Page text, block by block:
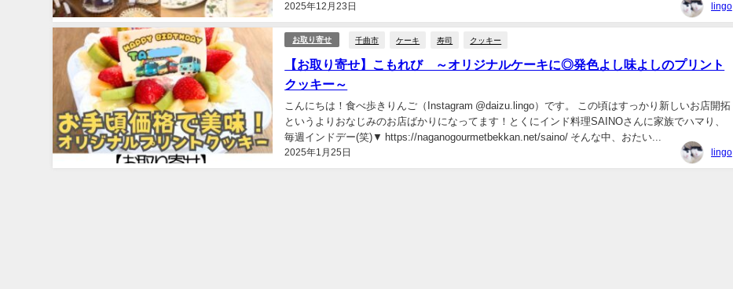
2025年12月23日
んにちは！食べ歩きりんご（Instagra...
lingo
お取り寄せ 千曲市 ケーキ 寿司 クッキー
【お取り寄せ】こもれび ～オリジナルケーキに◎発色よし味よしのプリント
クッキー～
2025年1月25日
こんにちは！食べ歩きりんご（Instagram @daizu.lingo）です。 この頃はすっかり新しいお店開拓
というよりおなじみのお店ばかりになってます！とくにインド料理SAINOさんに家族でハマり、
毎週インドデー(笑)▼ https://naganogourmetbekkan.net/saino/ そんな中、おたい...
lingo